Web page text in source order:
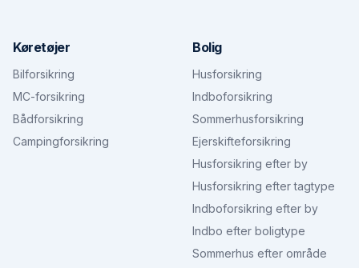
Køretøjer
Bilforsikring
MC-forsikring
Bådforsikring
Campingforsikring
Bolig
Husforsikring
Indboforsikring
Sommerhusforsikring
Ejerskifteforsikring
Husforsikring efter by
Husforsikring efter tagtype
Indboforsikring efter by
Indbo efter boligtype
Sommerhus efter område